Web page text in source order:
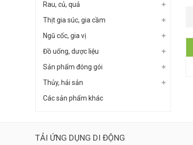
Rau, củ, quả
Thịt gia súc, gia cầm
Ngũ cốc, gia vị
Đồ uống, dược liệu
Sản phẩm đóng gói
Thủy, hải sản
Các sản phẩm khác
TẢI ỨNG DỤNG DI ĐỘNG